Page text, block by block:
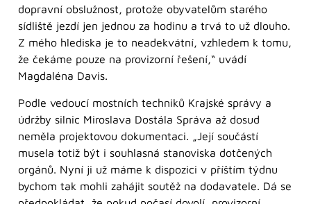
dopravní obslužnost, protože obyvatelům starého
sídliště jezdí jen jednou za hodinu a trvá to už dlouho.
Z mého hlediska je to neadekvátní, vzhledem k tomu,
že čekáme pouze na provizorní řešení,“ uvádí
Magdaléna Davis.
Podle vedoucí mostních techniků Krajské správy a
údržby silnic Miroslava Dostála Správa až dosud
neměla projektovou dokumentaci. „Její součástí
musela totiž být i souhlasná stanoviska dotčených
orgánů. Nyní ji už máme k dispozici v příštím týdnu
bychom tak mohli zahájit soutěž na dodavatele. Dá se